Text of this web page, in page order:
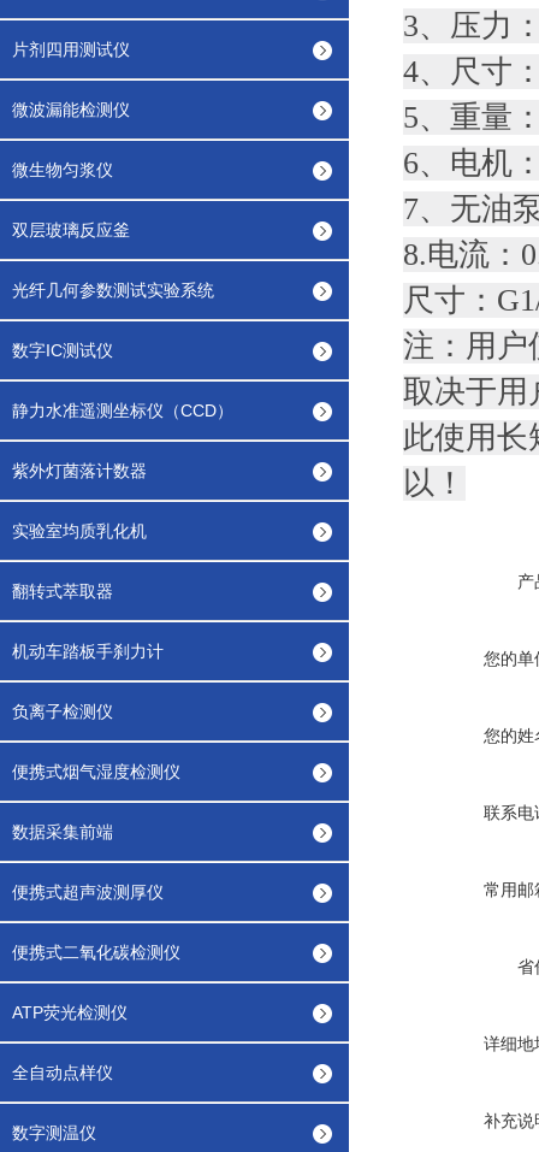
片剂四用测试仪
微波漏能检测仪
微生物匀浆仪
双层玻璃反应釜
光纤几何参数测试实验系统
数字IC测试仪
静力水准遥测坐标仪（CCD）
紫外灯菌落计数器
实验室均质乳化机
翻转式萃取器
机动车踏板手刹力计
负离子检测仪
便携式烟气湿度检测仪
数据采集前端
便携式超声波测厚仪
便携式二氧化碳检测仪
ATP荧光检测仪
全自动点样仪
数字测温仪
3、压力
4、尺寸
5、重量
6、电机
7、无油
8.电流：
尺寸：
注：用户
取决于用
此使用
以！
产
您的单
您的姓
联系电
常用邮
省
详细地
补充说